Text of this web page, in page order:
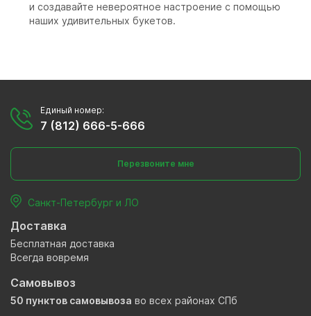
и создавайте невероятное настроение с помощью
наших удивительных букетов.
Единый номер:
7 (812) 666-5-666
Перезвоните мне
Санкт-Петербург и ЛО
Доставка
Бесплатная доставка
Всегда вовремя
Самовывоз
50 пунктов самовывоза во всех районах СПб